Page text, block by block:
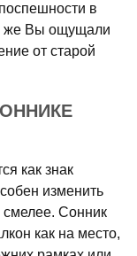
в
же Вы ощущали
от старой
как знак
изменить
смелее. Сонник
как на место,